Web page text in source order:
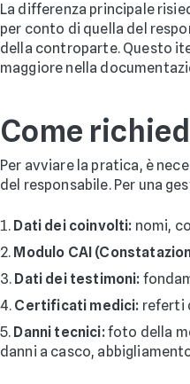
La differenza principale
per conto di quella del
della controparte. Questo
maggiore nella
Come
Per avviare la pratica, è
del responsabile. Per una
Dati dei coinvolti: nomi,
Modulo CAI
Dati dei testimoni:
Certificati medici: referti
Danni tecnici:foto della
danni a casco,